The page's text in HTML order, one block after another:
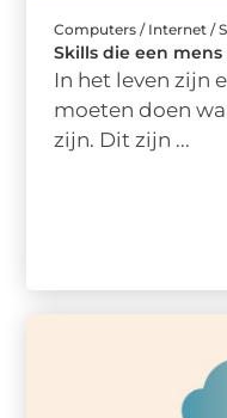
Computers / Internet /
Skills die een
In het leven zijn
moeten doen
zijn. Dit zijn ...